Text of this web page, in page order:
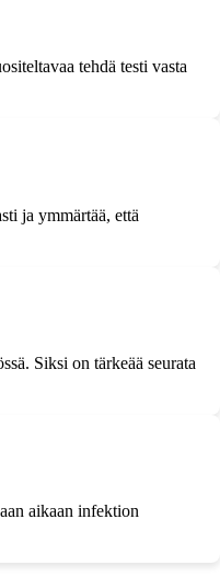
tehdä testi vasta
ja ymmärtää, että
Siksi on tärkeää seurata
aikaan infektion